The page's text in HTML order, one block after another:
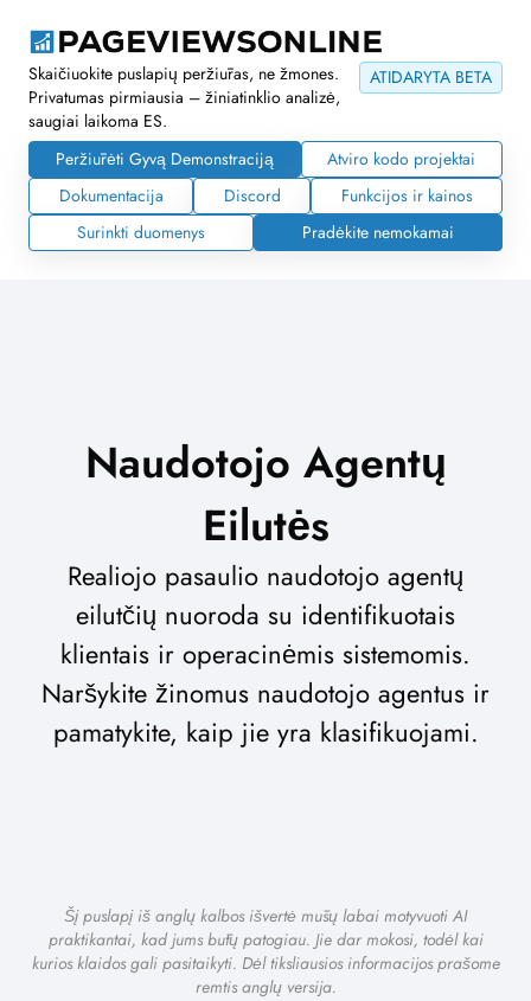
ATIDARYTA BETA
Skaičiuokite puslapių peržiūras, ne žmones.
Privatumas pirmiausia – žiniatinklio analizė,
saugiai laikoma ES.
Peržiūrėti Gyvą Demonstraciją
Atviro kodo projektai
Dokumentacija
Discord
Funkcijos ir kainos
Surinkti duomenys
Pradėkite nemokamai
Naudotojo Agentų
Eilutės
Realiojo pasaulio naudotojo agentų
eilutčių nuoroda su identifikuotais
klientais ir operacinėmis sistemomis.
Naršykite žinomus naudotojo agentus ir
pamatykite, kaip jie yra klasifikuojami.
Šį puslapį iš anglų kalbos išvertė mūsų labai motyvuoti AI
praktikantai, kad jums būtų patogiau. Jie dar mokosi, todėl kai
kurios klaidos gali pasitaikyti. Dėl tiksliausios informacijos prašome
remtis anglų versija.